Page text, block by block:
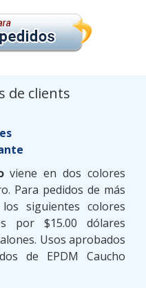
de clients
viene en dos colores
Para pedidos de más
siguientes colores
por $15.00 dólares
Usos aprobados
de EPDM Caucho